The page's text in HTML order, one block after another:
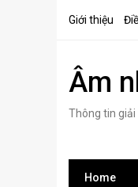
Giới thiệu
Âm
Thông tin giải
Home